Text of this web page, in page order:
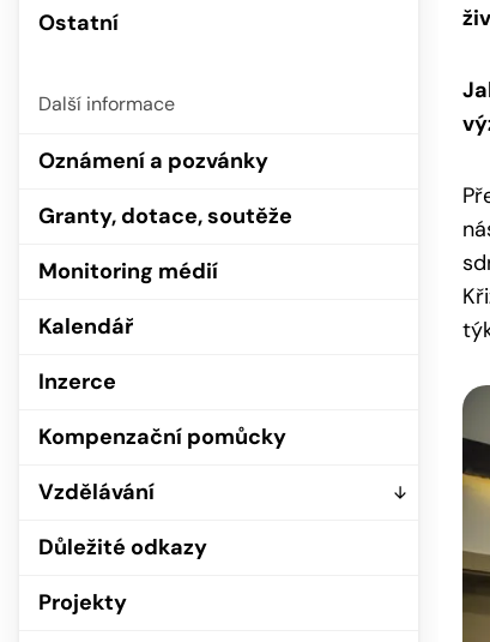
Ostatní
Další informace
Oznámení a pozvánky
Granty, dotace, soutěže
Monitoring médií
Kalendář
Inzerce
Kompenzační pomůcky
Vzdělávání
Důležité odkazy
Projekty